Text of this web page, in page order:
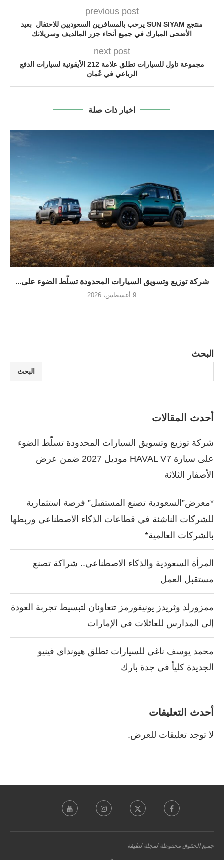
previous post
منتجع SUN SIYAM يرحب بالمسافرين السعوديين للاحتفال بعيد
الأضحى المبارك في جميع أنحاء جزر المالديف وسريلانك
next post
مجموعة تاول للسيارات تطلق علامة 212 الأيقونية لسيارات الدفع
الرباعي في عُمان
اخبار ذات صلة
شركة توزيع وتسويق السيارات المحدودة تسلّط الضوء على...
9 أغسطس، 2026
البحث
البحث
أحدث المقالات
شركة توزيع وتسويق السيارات المحدودة تسلّط الضوء
على سيارة HAVAL V7 موديل 2027 ضمن عرض
الأصفار الثلاثة
*معرض”السعودية تصنع المستقبل” فرصة استثمارية
للشركات الناشئة في قطاعات الذكاء الاصطناعي وربطها
بالشركات العالمية*
المرأة السعودية والذكاء الاصطناعي.. شراكة تصنع
مستقبل العمل
ممزورلد وثريدز يونيفورمز تتعاونان لتبسيط تجربة العودة
إلى المدارس للعائلات في الإمارات
محمد يوسف ناغي للسيارات تطلق هيونداي فينيو
الجديدة كلياً في جدة بارك
أحدث التعليقات
لا توجد تعليقات للعرض.
جميع الحقوق محفوظة لمجلة لطيفة